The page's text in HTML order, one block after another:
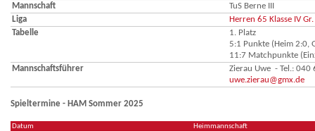
Mannschaft
TuS Berne III
Liga
Herren 65 Klasse IV
Tabelle
1. Platz
5:1 Punkte (Heim 2:0,
11:7 Matchpunkte
Mannschaftsführer
Zierau Uwe - Tel.: 040
uwe.zierau@gmx.de
Spieltermine - HAM Sommer 2025
Datum Heimmannschaft